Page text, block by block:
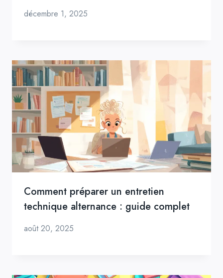
décembre 1, 2025
Comment préparer un entretien
technique alternance : guide complet
août 20, 2025